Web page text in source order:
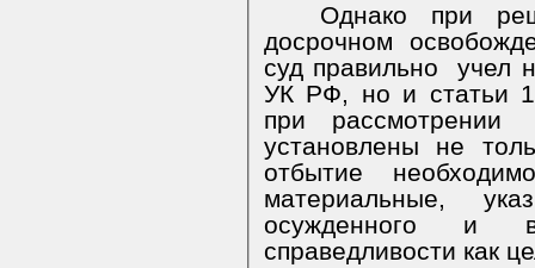
Однако при
досрочном
суд правильно
учел
УК РФ, но и статьи
при рассмотрении
установлены не
отбытие
материальные,
осужденного и
справедливости как